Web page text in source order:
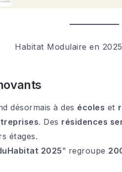
Habitat Modulaire en
désormais à des écoles et
. Des résidences
étages.
2025” regroupe